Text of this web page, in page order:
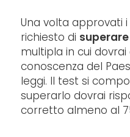
Una volta approvati
richiesto di
multipla in cui
conoscenza del
leggi. Il test si
superarlo dovrai
corretto almeno al